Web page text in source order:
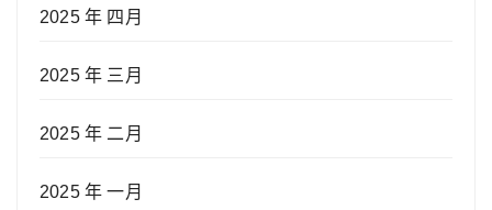
2025 年 四月
2025 年 三月
2025 年 二月
2025 年 一月